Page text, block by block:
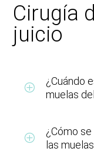
Cirugía
juicio
¿Cuándo
muelas
¿Cómo
las